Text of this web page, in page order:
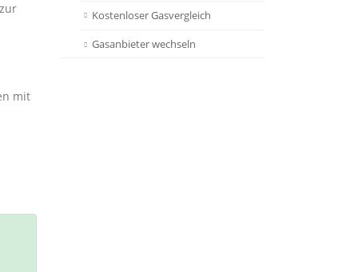
mit
Kostenloser Gasvergleich
Gasanbieter wechseln